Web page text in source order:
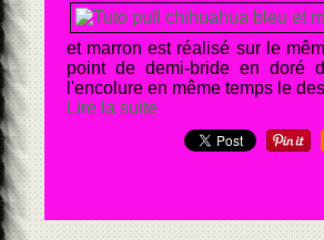
et marron est réalisé sur le
point de demi-bride en doré
l'encolure en même temps le
Lire la suite